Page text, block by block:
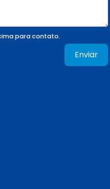
para contato.
Enviar